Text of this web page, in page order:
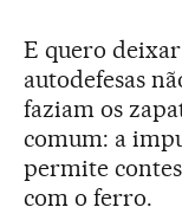
E quero
autodefesas
faziam os
comum: a
permite
com o ferro.